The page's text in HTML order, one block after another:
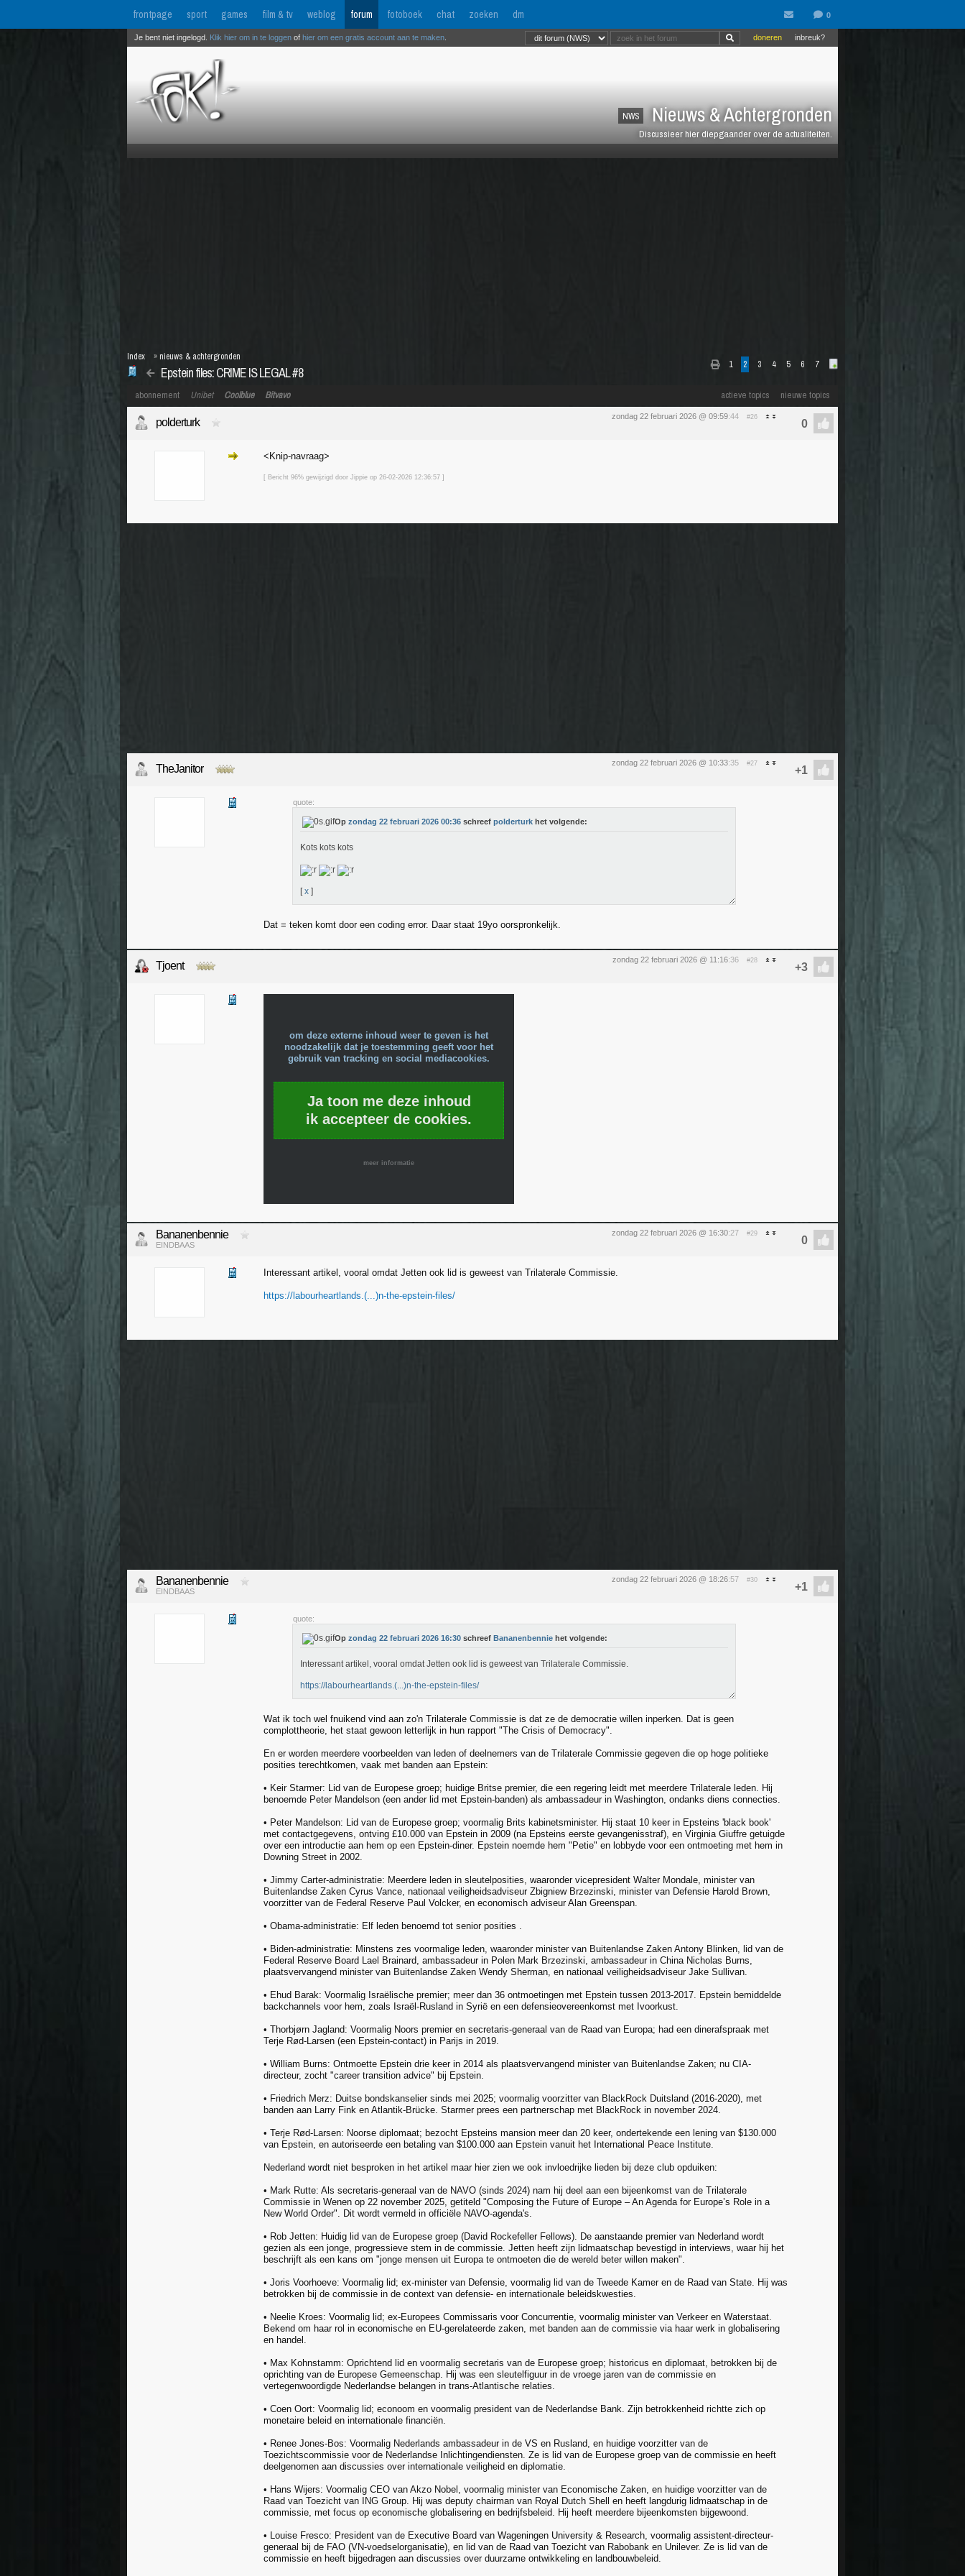
frontpage sport games film & tv weblog forum fotoboek chat zoeken dm
NWS Nieuws & Achtergronden
Discussieer hier diepgaander over de actualiteiten.
inbreuk?
doneren
Je bent niet ingelogd. Klik hier om in te loggen of hier om een gratis account aan te maken
1 2 3 4 5 6 7
Epstein files: CRIME IS LEGAL #8
Index » nieuws & achtergronden
actieve topics nieuwe topics
abonnement Unibet Coolblue Bitvavo
zondag 22 februari 2026 @ 09:59:44 #26
polderturk
<Knip-navraag>
[ Bericht 96% gewijzigd door Jippie op 26-02-2026 12:36:57 ]
zondag 22 februari 2026 @ 10:33:35 #27
TheJanitor
quote:
Op zondag 22 februari 2026 00:36 schreef polderturk het volgende:
Kots kots kots
[x ]
Dat = teken komt door een coding error. Daar staat 19yo oorspronkelijk.
zondag 22 februari 2026 @ 11:16:36 #28
Tjoent
om deze externe inhoud weer te geven is het
noodzakelijk dat je toestemming geeft voor het
gebruik van tracking en social mediacookies.
Ja toon me deze inhoud
ik accepteer de cookies.
meer informatie
zondag 22 februari 2026 @ 16:30:27 #29
Bananenbennie
EINDBAAS
Interessant artikel, vooral omdat Jetten ook lid is geweest van Trilaterale Commissie.
https://labourheartlands.(...)n-the-epstein-files/
zondag 22 februari 2026 @ 18:26:57 #30
Bananenbennie
EINDBAAS
quote:
Op zondag 22 februari 2026 16:30 schreef Bananenbennie het volgende:
Interessant artikel, vooral omdat Jetten ook lid is geweest van Trilaterale Commissie.
https://labourheartlands.(...)n-the-epstein-files/
Wat ik toch wel fnuikend vind aan zo'n Trilaterale Commissie is dat ze de democratie willen inperken. Dat is geen
complottheorie, het staat gewoon letterlijk in hun rapport "The Crisis of Democracy".
En er worden meerdere voorbeelden van leden of deelnemers van de Trilaterale Commissie gegeven die op hoge politieke
posities terechtkomen, vaak met banden aan Epstein:
• Keir Starmer: Lid van de Europese groep; huidige Britse premier, die een regering leidt met meerdere Trilaterale leden. Hij
benoemde Peter Mandelson (een ander lid met Epstein-banden) als ambassadeur in Washington, ondanks diens connecties.
• Peter Mandelson: Lid van de Europese groep; voormalig Brits kabinetsminister. Hij staat 10 keer in Epsteins 'black book'
met contactgegevens, ontving £10.000 van Epstein in 2009 (na Epsteins eerste gevangenisstraf), en Virginia Giuffre getuigde
over een introductie aan hem op een Epstein-diner. Epstein noemde hem "Petie" en lobbyde voor een ontmoeting met hem in
Downing Street in 2002.
• Jimmy Carter-administratie: Meerdere leden in sleutelposities, waaronder vicepresident Walter Mondale, minister van
Buitenlandse Zaken Cyrus Vance, nationaal veiligheidsadviseur Zbigniew Brzezinski, minister van Defensie Harold Brown,
voorzitter van de Federal Reserve Paul Volcker, en economisch adviseur Alan Greenspan.
• Obama-administratie: Elf leden benoemd tot senior posities .
• Biden-administratie: Minstens zes voormalige leden, waaronder minister van Buitenlandse Zaken Antony Blinken, lid van de
Federal Reserve Board Lael Brainard, ambassadeur in Polen Mark Brzezinski, ambassadeur in China Nicholas Burns,
plaatsvervangend minister van Buitenlandse Zaken Wendy Sherman, en nationaal veiligheidsadviseur Jake Sullivan.
• Ehud Barak: Voormalig Israëlische premier; meer dan 36 ontmoetingen met Epstein tussen 2013-2017. Epstein bemiddelde
backchannels voor hem, zoals Israël-Rusland in Syrië en een defensieovereenkomst met Ivoorkust.
• Thorbjørn Jagland: Voormalig Noors premier en secretaris-generaal van de Raad van Europa; had een dinerafspraak met
Terje Rød-Larsen (een Epstein-contact) in Parijs in 2019.
• William Burns: Ontmoette Epstein drie keer in 2014 als plaatsvervangend minister van Buitenlandse Zaken; nu CIA-
directeur, zocht "career transition advice" bij Epstein.
• Friedrich Merz: Duitse bondskanselier sinds mei 2025; voormalig voorzitter van BlackRock Duitsland (2016-2020), met
banden aan Larry Fink en Atlantik-Brücke. Starmer prees een partnerschap met BlackRock in november 2024.
• Terje Rød-Larsen: Noorse diplomaat; bezocht Epsteins mansion meer dan 20 keer, ondertekende een lening van $130.000
van Epstein, en autoriseerde een betaling van $100.000 aan Epstein vanuit het International Peace Institute.
Nederland wordt niet besproken in het artikel maar hier zien we ook invloedrijke lieden bij deze club opduiken:
• Mark Rutte: Als secretaris-generaal van de NAVO (sinds 2024) nam hij deel aan een bijeenkomst van de Trilaterale
Commissie in Wenen op 22 november 2025, getiteld "Composing the Future of Europe – An Agenda for Europe’s Role in a
New World Order". Dit wordt vermeld in officiële NAVO-agenda's.
• Rob Jetten: Huidig lid van de Europese groep (David Rockefeller Fellows). De aanstaande premier van Nederland wordt
gezien als een jonge, progressieve stem in de commissie. Jetten heeft zijn lidmaatschap bevestigd in interviews, waar hij het
beschrijft als een kans om "jonge mensen uit Europa te ontmoeten die de wereld beter willen maken".
• Joris Voorhoeve: Voormalig lid; ex-minister van Defensie, voormalig lid van de Tweede Kamer en de Raad van State. Hij was
betrokken bij de commissie in de context van defensie- en internationale beleidskwesties.
• Neelie Kroes: Voormalig lid; ex-Europees Commissaris voor Concurrentie, voormalig minister van Verkeer en Waterstaat.
Bekend om haar rol in economische en EU-gerelateerde zaken, met banden aan de commissie via haar werk in globalisering
en handel.
• Max Kohnstamm: Oprichtend lid en voormalig secretaris van de Europese groep; historicus en diplomaat, betrokken bij de
oprichting van de Europese Gemeenschap. Hij was een sleutelfiguur in de vroege jaren van de commissie en
vertegenwoordigde Nederlandse belangen in trans-Atlantische relaties.
• Coen Oort: Voormalig lid; econoom en voormalig president van de Nederlandse Bank. Zijn betrokkenheid richtte zich op
monetaire beleid en internationale financiën.
• Renee Jones-Bos: Voormalig Nederlands ambassadeur in de VS en Rusland, en huidige voorzitter van de
Toezichtscommissie voor de Nederlandse Inlichtingendiensten. Ze is lid van de Europese groep van de commissie en heeft
deelgenomen aan discussies over internationale veiligheid en diplomatie.
• Hans Wijers: Voormalig CEO van Akzo Nobel, voormalig minister van Economische Zaken, en huidige voorzitter van de
Raad van Toezicht van ING Group. Hij was deputy chairman van Royal Dutch Shell en heeft langdurig lidmaatschap in de
commissie, met focus op economische globalisering en bedrijfsbeleid. Hij heeft meerdere bijeenkomsten bijgewoond.
• Louise Fresco: President van de Executive Board van Wageningen University & Research, voormalig assistent-directeur-
generaal bij de FAO (VN-voedselorganisatie), en lid van de Raad van Toezicht van Rabobank en Unilever. Ze is lid van de
commissie en heeft bijgedragen aan discussies over duurzame ontwikkeling en landbouwbeleid.